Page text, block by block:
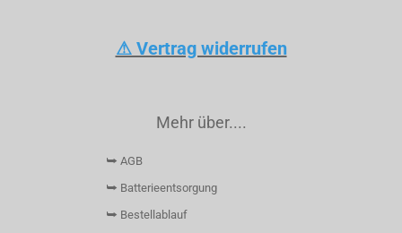
⚠ Vertrag widerrufen
Mehr über....
⮩ AGB
⮩ Batterieentsorgung
⮩ Bestellablauf